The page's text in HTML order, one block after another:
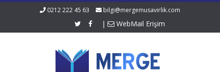
0212 222 45 63 bilgi@mergemusavirlik.com
| WebMail Erişim